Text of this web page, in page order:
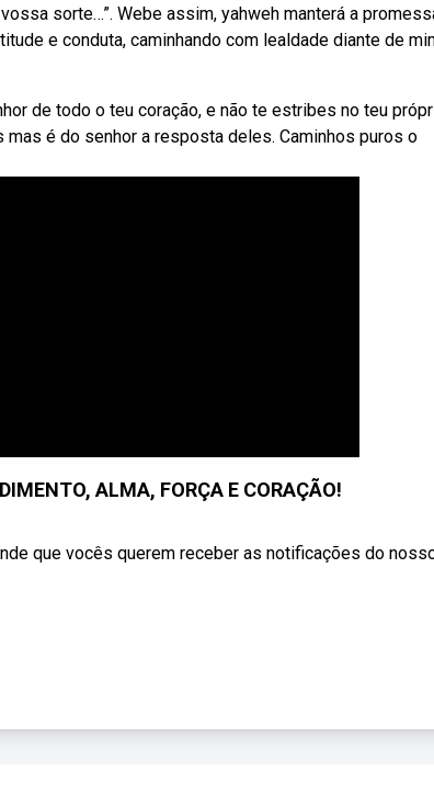
sorte…”. Webe assim, yahweh manterá a
e conduta, caminhando com lealdade diante de
de todo o teu coração, e não te estribes no teu
é do senhor a resposta deles. Caminhos puros o
ALMA, FORÇA E CORAÇÃO!
que vocês querem receber as notificações do